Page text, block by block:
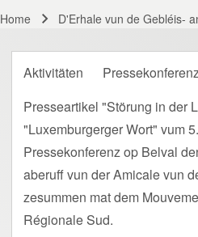
Home D'Erhale vun de Gebléis-
Aktivitäten
Presseartikel "Störung in der
"Luxemburgerger Wort" vum
Pressekonferenz op Belval
aberuff vun der Amicale vun
zesummen mat dem
Régionale Sud.